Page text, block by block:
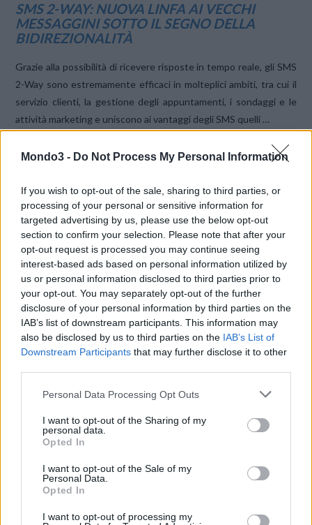
Mondo3 - Do Not Process My Personal Information
If you wish to opt-out of the sale, sharing to third parties, or
processing of your personal or sensitive information for
targeted advertising by us, please use the below opt-out
section to confirm your selection. Please note that after your
opt-out request is processed you may continue seeing
interest-based ads based on personal information utilized by
us or personal information disclosed to third parties prior to
your opt-out. You may separately opt-out of the further
disclosure of your personal information by third parties on the
IAB’s list of downstream participants. This information may
also be disclosed by us to third parties on the IAB’s List of
Downstream Participants that may further disclose it to other
Personal Data Processing Opt Outs
I want to opt-out of the Sharing of my
personal data.
Opted In
I want to opt-out of the Sale of my
Personal Data.
Opted In
I want to opt-out of processing my
VIEW POST
SMS 2-WAY: NUOVA LINFA AI VECCHI
MESSAGGINI SOTTO IL SEGNO DELLA
BIDIREZIONALITÀ
Grazie alla possibilità di ricevere risposte in tempo reale, gli SMS
2-Way sono estremamente efficaci in molteplici ambiti, tra cui il
servizio clienti, la gestione degli appuntamenti, i sondaggi e le
attività marketing e uniscono ai vantaggi degli SMS quelli …
SMISHING: 5 CONSIGLI AGLI
Grazie ai tassi di apertura superiori al 90% e all’utilizzo oramai
utilizzati dalle aziende per confermare spedizioni, comunicare
password temporanee e molto altro, anche se inevitabilmente
sono cresciuti anche i …